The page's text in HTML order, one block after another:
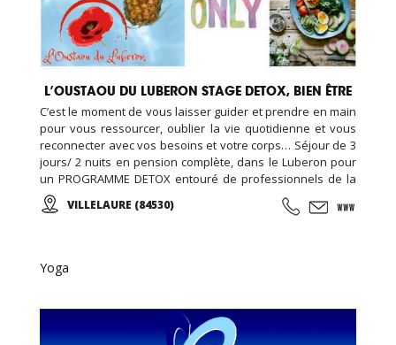
L’OUSTAOU DU LUBERON STAGE DETOX, BIEN ÊTRE
C’est le moment de vous laisser guider et prendre en main
pour vous ressourcer, oublier la vie quotidienne et vous
reconnecter avec vos besoins et votre corps… Séjour de 3
jours/ 2 nuits en pension complète, dans le Luberon pour
un PROGRAMME DETOX entouré de professionnels de la
santé au naturel et de coachs physique et mental
(naturopathes, sophrologues, prof de yoga et pilates,
VILLELAURE (84530)
Yoga